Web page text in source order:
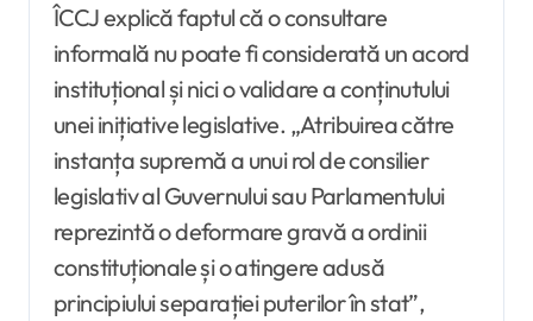
ÎCCJ explică faptul că o consultare
informală nu poate fi considerată un acord
instituțional și nici o validare a conținutului
unei inițiative legislative. „Atribuirea către
instanța supremă a unui rol de consilier
legislativ al Guvernului sau Parlamentului
reprezintă o deformare gravă a ordinii
constituționale și o atingere adusă
principiului separației puterilor în stat”,